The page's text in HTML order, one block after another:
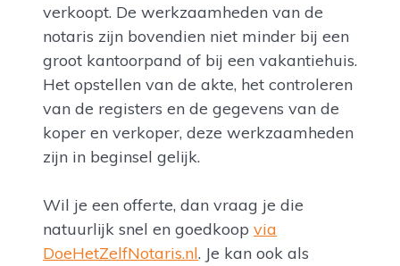
verkoopt. De werkzaamheden van de
notaris zijn bovendien niet minder bij een
groot kantoorpand of bij een vakantiehuis.
Het opstellen van de akte, het controleren
van de registers en de gegevens van de
koper en verkoper, deze werkzaamheden
zijn in beginsel gelijk.
Wil je een offerte, dan vraag je die
natuurlijk snel en goedkoop via
DoeHetZelfNotaris.nl. Je kan ook als